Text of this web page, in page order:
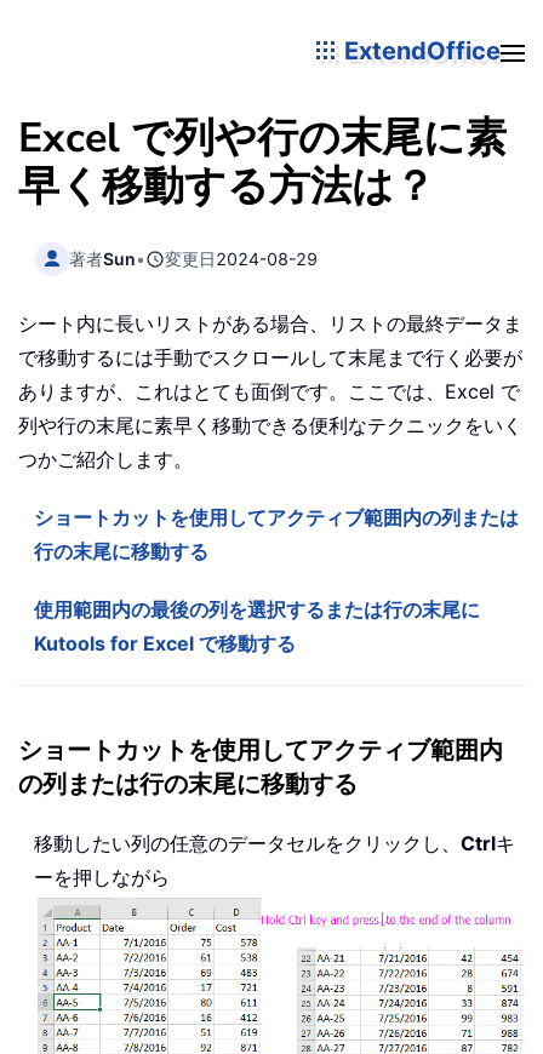
ExtendOffice
Excel で列や行の末尾に素
早く移動する方法は？
著者Sun• 変更日2024-08-29
シート内に長いリストがある場合、リストの最終データま
で移動するには手動でスクロールして末尾まで行く必要が
ありますが、これはとても面倒です。ここでは、Excel で
列や行の末尾に素早く移動できる便利なテクニックをいく
つかご紹介します。
ショートカットを使用してアクティブ範囲内の列または
行の末尾に移動する
使用範囲内の最後の列を選択するまたは行の末尾に
Kutools for Excel で移動する
ショートカットを使用してアクティブ範囲内
の列または行の末尾に移動する
移動したい列の任意のデータセルをクリックし、 Ctrlキ
ーを押しながら